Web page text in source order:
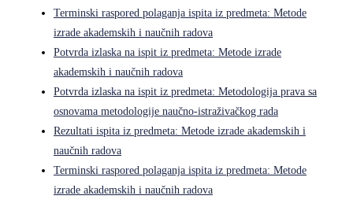
Terminski raspored polaganja ispita iz predmeta: Metode
izrade akademskih i naučnih radova
Potvrda izlaska na ispit iz predmeta: Metode izrade
akademskih i naučnih radova
Potvrda izlaska na ispit iz predmeta: Metodologija prava sa
osnovama metodologije naučno-istraživačkog rada
Rezultati ispita iz predmeta: Metode izrade akademskih i
naučnih radova
Terminski raspored polaganja ispita iz predmeta: Metode
izrade akademskih i naučnih radova